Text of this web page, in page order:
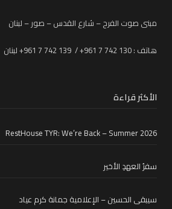
مبنى صوت الفرح – شارع القدس – صور – لبنان
هاتف : 130 742 7 961+ / 139 742 7 961+ لبنان
الأكثر قراءة
RestHouse TYR: We’re Back – Summer 2026
سفرُ العهدِ الأخير
سيبقى الحسين – الإعلامية جمانة كرم عياد